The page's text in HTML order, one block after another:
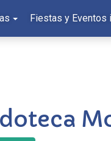
Fiestas y Eventos